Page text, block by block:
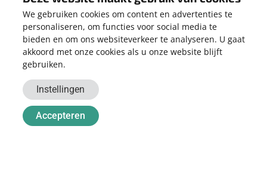
We gebruiken cookies om content en advertenties te
personaliseren, om functies voor social media te
bieden en om ons websiteverkeer te analyseren. U gaat
akkoord met onze cookies als u onze website blijft
gebruiken.
Instellingen
Accepteren